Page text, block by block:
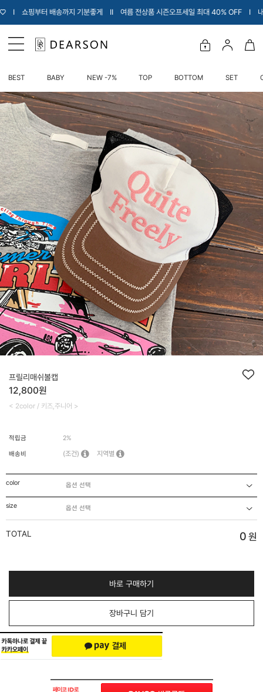
배송까지 기분좋게 ΙΙ 여름 전상품 시즌오프세일 최대 40% OFF Ι 내아이에게 입
BEST BABY NEW -7% TOP BOTTOM SET
프릴리매쉬볼캡
12,800원
< 2color / 키즈,주니어 >
적립금 2%
배송비 (조건) 지역별
color
size
TOTAL 0 원
바로 구매하기
장바구니 담기